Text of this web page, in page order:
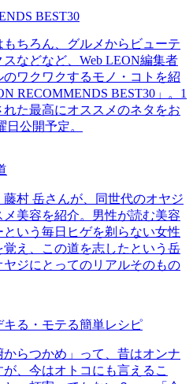
BEST30
ちろん、グルメからビューテ
などなど、Web LEON編集者
ワクワクするモノ・コトを紹
RECOMMENDS BEST30」。1
た最高にオススメのネタをお
公開予定。
藤村 岳さんが、同世代のオヤジ
美容を紹介。男性が読む美容
いう毎日ヒゲを剃らない女性
え、この道を志したという岳
ジにとってのリアルそのもの
る・モテる簡単レシピ
からつかめ」って、昔はオンナ
、今はオトコにも言えるこ